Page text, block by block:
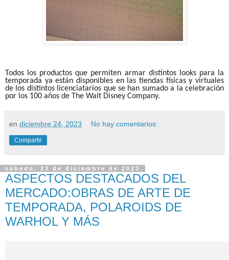
Todos los productos que permiten armar distintos looks para la
temporada ya están disponibles en las tiendas físicas y virtuales
de los distintos licenciatarios que se han sumado a la celebración
por los 100 años de The Walt Disney Company.
en diciembre 24, 2023 No hay comentarios:
Compartir
sábado, 23 de diciembre de 2023
ASPECTOS DESTACADOS DEL
MERCADO:OBRAS DE ARTE DE
TEMPORADA, POLAROIDS DE
WARHOL Y MÁS